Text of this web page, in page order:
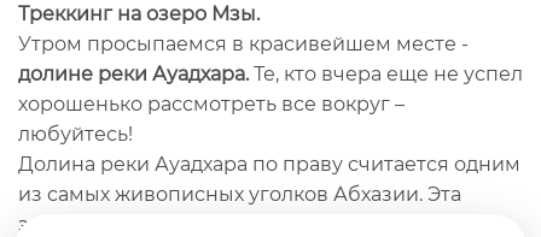
Треккинг на озеро Мзы.
Утром просыпаемся в красивейшем месте -
долине реки Ауадхара.Те, кто вчера еще не успел
хорошенько рассмотреть все вокруг –
любуйтесь!
Долина реки Ауадхара по праву считается одним
из самых живописных уголков Абхазии. Эта
земля богата огромными запасами целебной,